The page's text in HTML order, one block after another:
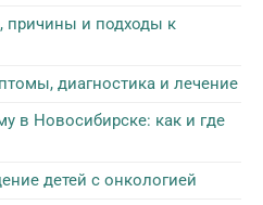
причины и подходы к
диагностика и лечение
в Новосибирске: как и где
детей с онкологией